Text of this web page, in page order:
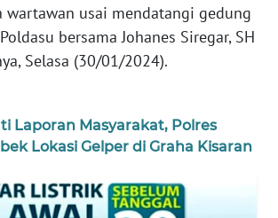
wartawan usai mendatangi gedung
bersama Johanes Siregar, SH
Selasa (30/01/2024).
Laporan Masyarakat, Polres
Lokasi Gelper di Graha Kisaran